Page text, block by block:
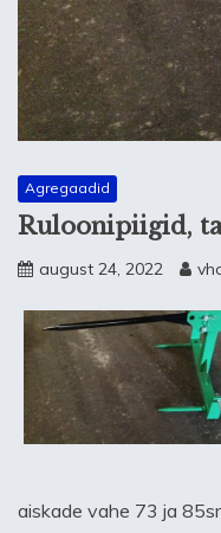
Agregaadid
Ruloonipiigid,
august 24, 2022
aiskade vahe 73 ja